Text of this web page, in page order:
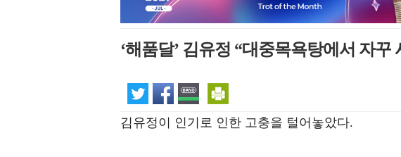
‘해품달’ 김유정 “대중목욕탕에서 자꾸
김유정이 인기로 인한 고충을 털어놓았다.